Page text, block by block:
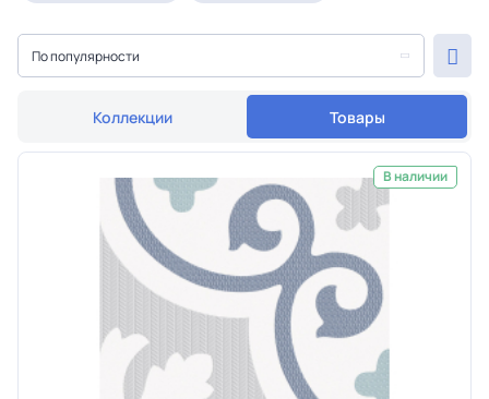
Коллекции Товары
По популярности
В наличии